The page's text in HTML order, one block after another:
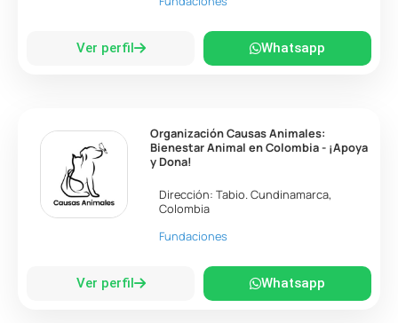
Ver perfil Whatsapp
Organización Causas Animales:
Bienestar Animal en Colombia - ¡Apoya
y Dona!
Dirección:Tabio.Cundinamarca,
Colombia
Fundaciones
Ver perfil Whatsapp